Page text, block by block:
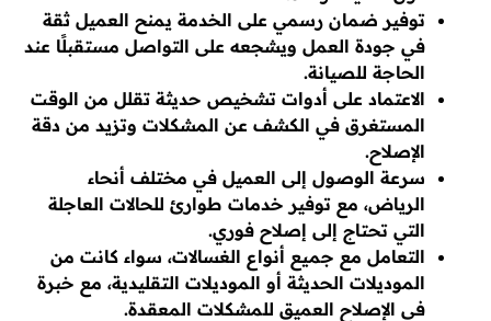
توفير ضمان رسمي على الخدمة يمنح العميل ثقة
في جودة العمل ويشجعه على التواصل مستقبلًا عند
الحاجة للصيانة.
الاعتماد على أدوات تشخيص حديثة تقلل من الوقت
المستغرق في الكشف عن المشكلات وتزيد من دقة
الإصلاح.
سرعة الوصول إلى العميل في مختلف أنحاء
الرياض، مع توفير خدمات طوارئ للحالات العاجلة
التي تحتاج إلى إصلاح فوري.
التعامل مع جميع أنواع الغسالات، سواء كانت من
الموديلات الحديثة أو الموديلات التقليدية، مع خبرة
في الإصلاح العميق للمشكلات المعقدة.